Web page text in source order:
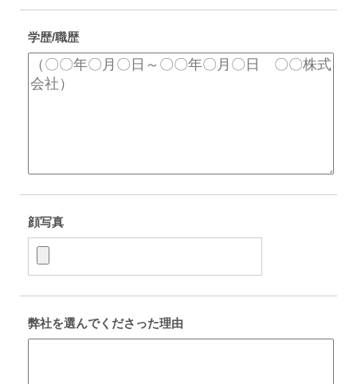
学歴/職歴
顔写真
弊社を選んでくださった理由